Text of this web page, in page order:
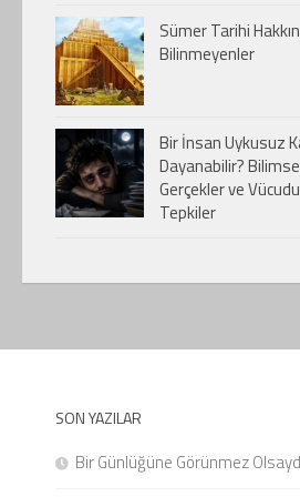
Sümer Tarihi
Bilinmeyenler
Bir İnsan Uykusuz
Dayanabilir?
Gerçekler ve
Tepkiler
SON YAZILAR
Bir Günlüğüne Görünmez